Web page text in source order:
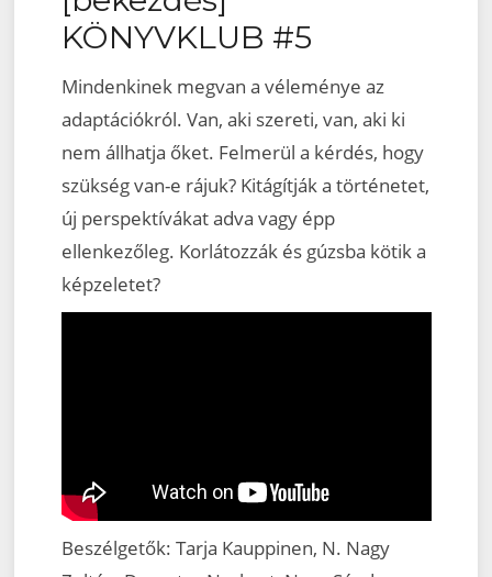
KÖNYVKLUB #5
Mindenkinek megvan a véleménye az
adaptációkról. Van, aki szereti, van, aki ki
nem állhatja őket. Felmerül a kérdés, hogy
szükség van-e rájuk? Kitágítják a történetet,
új perspektívákat adva vagy épp
ellenkezőleg. Korlátozzák és gúzsba kötik a
képzeletet?
Beszélgetők: Tarja Kauppinen, N. Nagy